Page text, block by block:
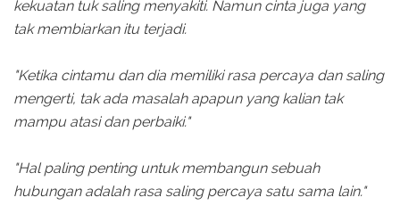
kekuatan tuk saling menyakiti. Namun cinta juga yang
tak membiarkan itu terjadi.
"Ketika cintamu dan dia memiliki rasa percaya dan saling
mengerti, tak ada masalah apapun yang kalian tak
mampu atasi dan perbaiki."
"Hal paling penting untuk membangun sebuah
hubungan adalah rasa saling percaya satu sama lain."